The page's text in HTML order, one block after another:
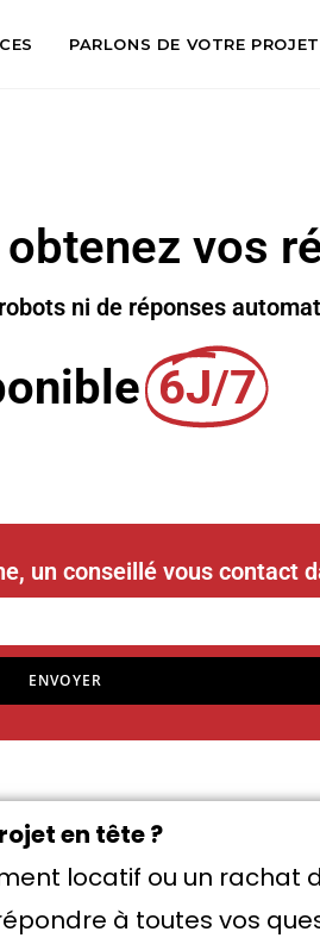
PARLONS DE VOTRE PROJET
vos
ni de réponses
6J/7
un conseillé vous contact
ENVOYER
en tête ?
locatif ou un rachat
à toutes vos